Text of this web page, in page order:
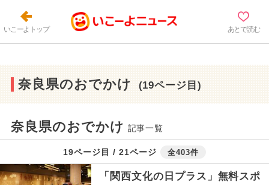
いこーよトップ あとで読む
奈良県のおでかけ (19ページ目)
奈良県のおでかけ 記事一覧
19ページ目 / 21ページ 全403件
「関西文化の日プラス」無料スポ